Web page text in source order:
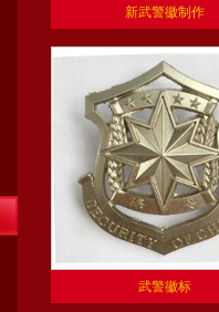
新武警徽制作
武警徽标